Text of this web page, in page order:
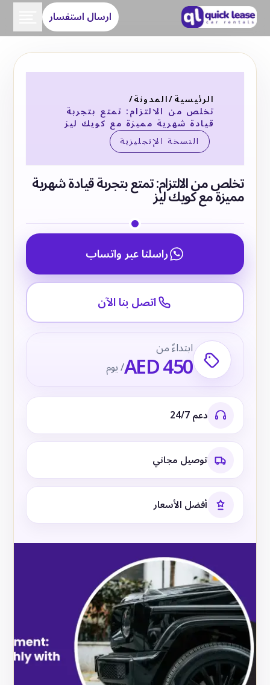
ارسال استفسار
الرئيسية/المدونة/
تخلص من الالتزام: تمتع بتجربة
قيادة شهرية مميزة مع كويك ليز
النسخة الإنجليزية
تخلص من الالتزام: تمتع بتجربة قيادة شهرية
مميزة مع كويك ليز
راسلنا عبر واتساب
اتصل بنا الآن
ابتداءً من
AED 450/ يوم
دعم 24/7
توصيل مجاني
أفضل الأسعار